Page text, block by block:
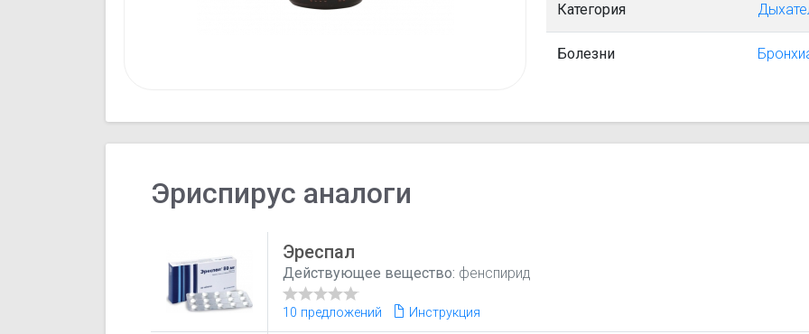
Категория
Болезни
Эриспирус аналоги
Эреспал
Действующее вещество: фенспирид
10 предложений Инструкция